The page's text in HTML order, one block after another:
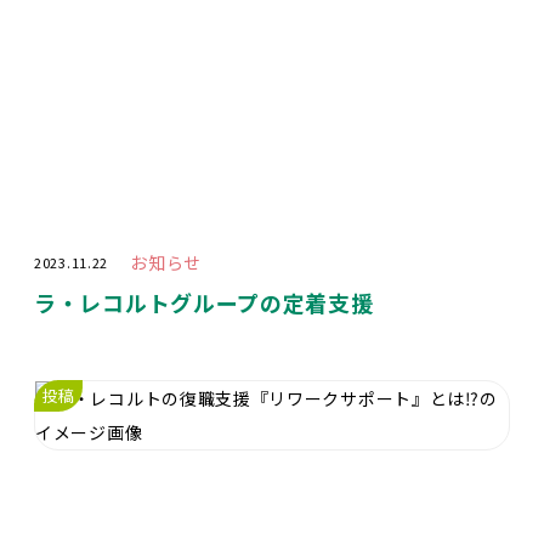
2023.11.22 お知らせ
ラ・レコルトグループの定着支援
投稿